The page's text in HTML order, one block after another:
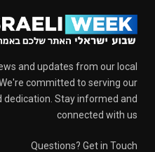
and updates from our local
committed to serving our
Stay informed and
connected with us
Questions? Get in Touch